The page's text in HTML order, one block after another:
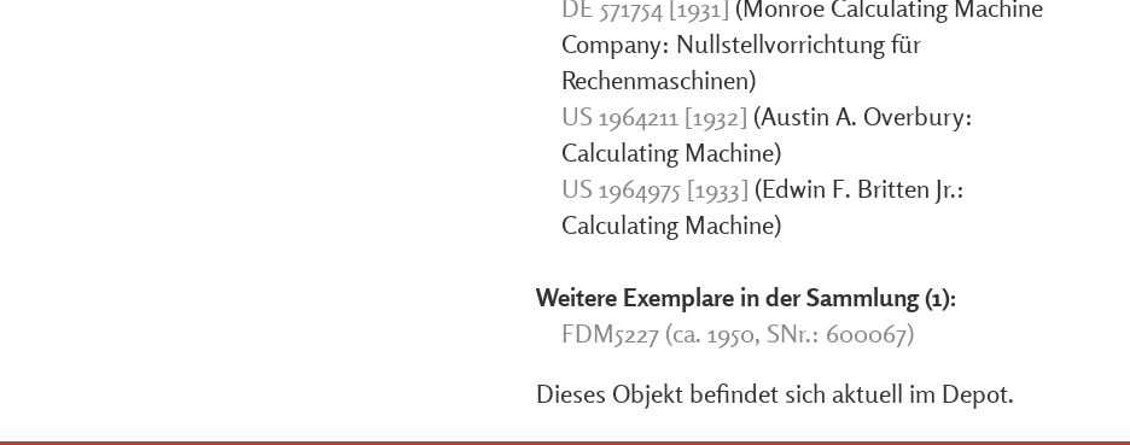
DE 571754 [1931] (Monroe Calculating Machine
Company: Nullstellvorrichtung für
Rechenmaschinen)
US 1964211 [1932] (Austin A. Overbury:
Calculating Machine)
US 1964975 [1933] (Edwin F. Britten Jr.:
Calculating Machine)
Weitere Exemplare in der Sammlung (1):
FDM5227 (ca. 1950, SNr.: 600067)
Dieses Objekt befindet sich aktuell im Depot.